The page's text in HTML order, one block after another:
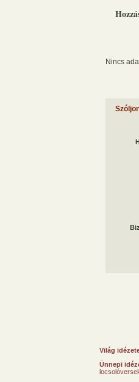
Nincs
Világ
Ünnepi